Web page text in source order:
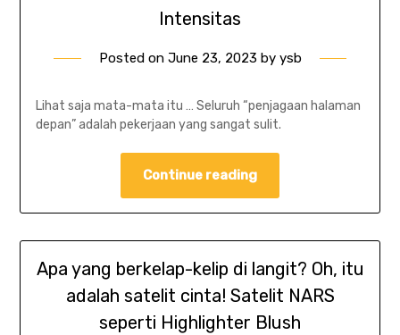
Intensitas
Posted on June 23, 2023 by ysb
Lihat saja mata-mata itu … Seluruh “penjagaan halaman
depan” adalah pekerjaan yang sangat sulit.
Continue reading
Apa yang berkelap-kelip di langit? Oh, itu
adalah satelit cinta! Satelit NARS
seperti Highlighter Blush